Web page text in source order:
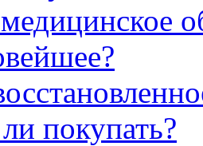
покупать?